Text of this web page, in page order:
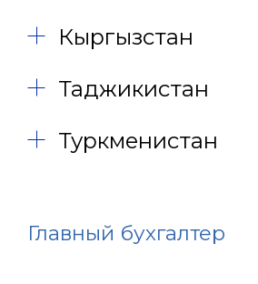
Кыргызстан
Таджикистан
Туркменистан
Главный бухгалтер